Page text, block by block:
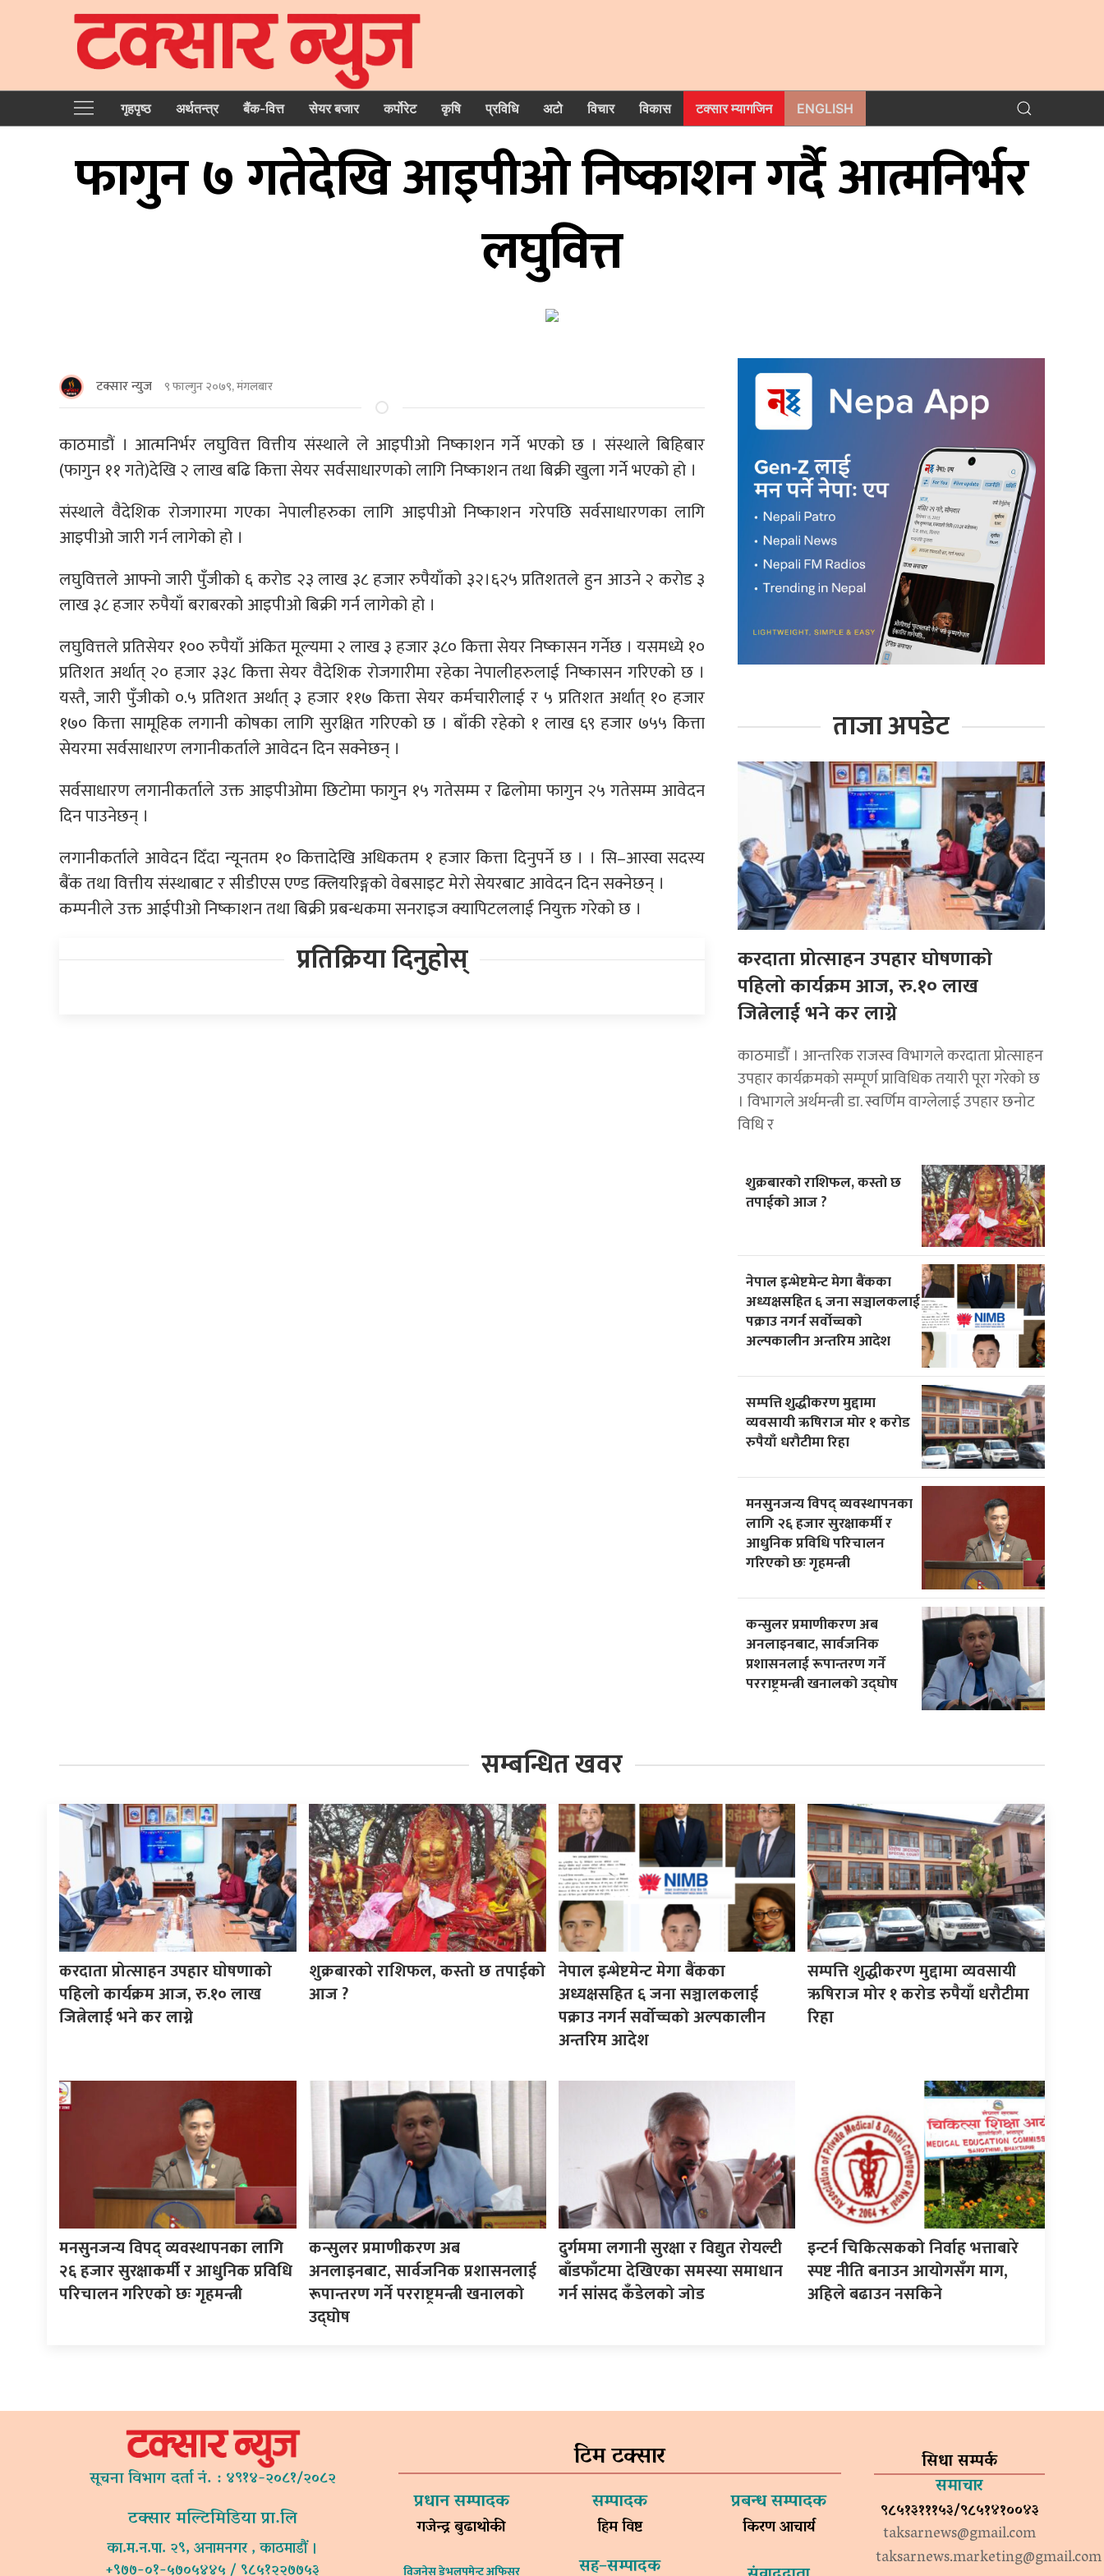
गृहपृष्‍ठ अर्थतन्त्र बैंक-वित्त सेयर बजार कर्पोरेट कृषि प्रविधि अटो विचार विकास टक्सार म्यागजिन ENGLISH
फागुन ७ गतेदेखि आइपीओ निष्काशन गर्दै आत्मनिर्भर
लघुवित्त
टक्सार न्युज ९ फाल्गुन २०७९, मंगलबार
काठमाडौं । आत्मनिर्भर लघुवित्त वित्तीय संस्थाले ले आइपीओ निष्काशन गर्ने भएको छ । संस्थाले बिहिबार
(फागुन ११ गते)देखि २ लाख बढि कित्ता सेयर सर्वसाधारणको लागि निष्काशन तथा बिक्री खुला गर्ने भएको हो ।
संस्थाले वैदेशिक रोजगारमा गएका नेपालीहरुका लागि आइपीओ निष्काशन गरेपछि सर्वसाधारणका लागि
आइपीओ जारी गर्न लागेको हो ।
लघुवित्तले आफ्नो जारी पुँजीको ६ करोड २३ लाख ३८ हजार रुपैयाँको ३२।६२५ प्रतिशतले हुन आउने २ करोड ३
लाख ३८ हजार रुपैयाँ बराबरको आइपीओ बिक्री गर्न लागेको हो ।
लघुवित्तले प्रतिसेयर १०० रुपैयाँ अंकित मूल्यमा २ लाख ३ हजार ३८० कित्ता सेयर निष्कासन गर्नेछ । यसमध्ये १०
प्रतिशत अर्थात् २० हजार ३३८ कित्ता सेयर वैदेशिक रोजगारीमा रहेका नेपालीहरुलाई निष्कासन गरिएको छ ।
यस्तै, जारी पुँजीको ०.५ प्रतिशत अर्थात् ३ हजार ११७ कित्ता सेयर कर्मचारीलाई र ५ प्रतिशत अर्थात् १० हजार
१७० कित्ता सामूहिक लगानी कोषका लागि सुरक्षित गरिएको छ । बाँकी रहेको १ लाख ६९ हजार ७५५ कित्ता
सेयरमा सर्वसाधारण लगानीकर्ताले आवेदन दिन सक्नेछन् ।
सर्वसाधारण लगानीकर्ताले उक्त आइपीओमा छिटोमा फागुन १५ गतेसम्म र ढिलोमा फागुन २५ गतेसम्म आवेदन
दिन पाउनेछन् ।
लगानीकर्ताले आवेदन दिँदा न्यूनतम १० कित्तादेखि अधिकतम १ हजार कित्ता दिनुपर्ने छ । । सि–आस्वा सदस्य
बैंक तथा वित्तीय संस्थाबाट र सीडीएस एण्ड क्लियरिङ्गको वेबसाइट मेरो सेयरबाट आवेदन दिन सक्नेछन् ।
कम्पनीले उक्त आईपीओ निष्काशन तथा बिक्री प्रबन्धकमा सनराइज क्यापिटललाई नियुक्त गरेको छ ।
प्रतिक्रिया दिनुहोस्
ताजा अपडेट
करदाता प्रोत्साहन उपहार घाेषणाको
पहिलो कार्यक्रम आज, रु.१० लाख
जित्नेलाई भने कर लाग्ने
काठमाडौँ । आन्तरिक राजस्व विभागले करदाता प्रोत्साहन
उपहार कार्यक्रमको सम्पूर्ण प्राविधिक तयारी पूरा गरेको छ
। विभागले अर्थमन्त्री डा. स्वर्णिम वाग्लेलाई उपहार छनोट
विधि र
शुक्रबारको राशिफल, कस्तो छ
तपाईको आज ?
नेपाल इन्भेष्टमेन्ट मेगा बैंकका
अध्यक्षसहित ६ जना सञ्चालकलाई
पक्राउ नगर्न सर्वोच्चको
अल्पकालीन अन्तरिम आदेश
सम्पत्ति शुद्धीकरण मुद्दामा
व्यवसायी ऋषिराज मोर १ करोड
रुपैयाँ धरौटीमा रिहा
मनसुनजन्य विपद् व्यवस्थापनका
लागि २६ हजार सुरक्षाकर्मी र
आधुनिक प्रविधि परिचालन
गरिएको छः गृहमन्त्री
कन्सुलर प्रमाणीकरण अब
अनलाइनबाट, सार्वजनिक
प्रशासनलाई रूपान्तरण गर्ने
परराष्ट्रमन्त्री खनालको उद्घोष
सम्बन्धित खवर
करदाता प्रोत्साहन उपहार घाेषणाको
पहिलो कार्यक्रम आज, रु.१० लाख
जित्नेलाई भने कर लाग्ने
शुक्रबारको राशिफल, कस्तो छ तपाईको
आज ?
नेपाल इन्भेष्टमेन्ट मेगा बैंकका
अध्यक्षसहित ६ जना सञ्चालकलाई
पक्राउ नगर्न सर्वोच्चको अल्पकालीन
अन्तरिम आदेश
सम्पत्ति शुद्धीकरण मुद्दामा व्यवसायी
ऋषिराज मोर १ करोड रुपैयाँ धरौटीमा
रिहा
मनसुनजन्य विपद् व्यवस्थापनका लागि
२६ हजार सुरक्षाकर्मी र आधुनिक प्रविधि
परिचालन गरिएको छः गृहमन्त्री
कन्सुलर प्रमाणीकरण अब
अनलाइनबाट, सार्वजनिक प्रशासनलाई
रूपान्तरण गर्ने परराष्ट्रमन्त्री खनालको
उद्घोष
दुर्गममा लगानी सुरक्षा र विद्युत रोयल्टी
बाँडफाँटमा देखिएका समस्या समाधान
गर्न सांसद कँडेलको जोड
इन्टर्न चिकित्सकको निर्वाह भत्ताबारे
स्पष्ट नीति बनाउन आयोगसँग माग,
अहिले बढाउन नसकिने
सूचना विभाग दर्ता नं. : ४९१४-२०८१/२०८२
टक्सार मल्टिमिडिया प्रा.लि
का.म.न.पा. २९, अनामनगर , काठमाडौं ।
टिम टक्सार
प्रधान सम्पादक
गजेन्द्र बुढाथोकी
सम्पादक
हिम विष्ट
प्रबन्ध सम्पादक
किरण आचार्य
विजनेस डेभलपमेन्ट अफिसर सह–सम्पादक
सिधा सम्पर्क
समाचार
९८५१३१११५३/९८५१४१००४३
taksarnews@gmail.com
taksarnews.marketing@gmail.com